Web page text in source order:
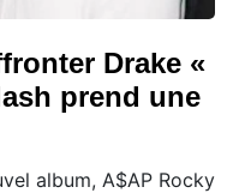
Drake «
prend une
album, A$AP Rocky